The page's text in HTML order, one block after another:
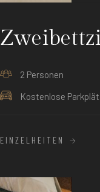
2 Personen
Kostenlose
EINZELHEITEN